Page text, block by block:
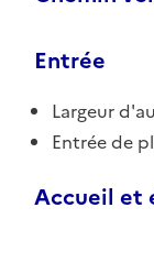
Entrée
Largeur
Entrée de
Accueil et